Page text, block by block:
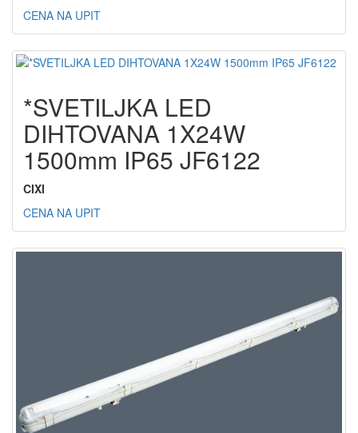
CENA NA UPIT
*SVETILJKA LED
DIHTOVANA 1X24W
1500mm IP65 JF6122
CIXI
CENA NA UPIT